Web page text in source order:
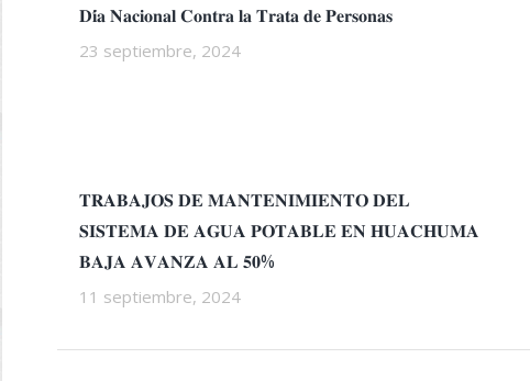
𝐃𝐢́𝐚 𝐍𝐚𝐜𝐢𝐨𝐧𝐚𝐥 𝐂𝐨𝐧𝐭𝐫𝐚 𝐥𝐚 𝐓𝐫𝐚𝐭𝐚 𝐝𝐞 𝐏𝐞𝐫𝐬𝐨𝐧𝐚𝐬
23 septiembre, 2024
𝐓𝐑𝐀𝐁𝐀𝐉𝐎𝐒 𝐃𝐄 𝐌𝐀𝐍𝐓𝐄𝐍𝐈𝐌𝐈𝐄𝐍𝐓𝐎 𝐃𝐄𝐋
𝐒𝐈𝐒𝐓𝐄𝐌𝐀 𝐃𝐄 𝐀𝐆𝐔𝐀 𝐏𝐎𝐓𝐀𝐁𝐋𝐄 𝐄𝐍 𝐇𝐔𝐀𝐂𝐇𝐔𝐌𝐀
𝐁𝐀𝐉𝐀 𝐀𝐕𝐀𝐍𝐙𝐀 𝐀𝐋 𝟓𝟎%
11 septiembre, 2024